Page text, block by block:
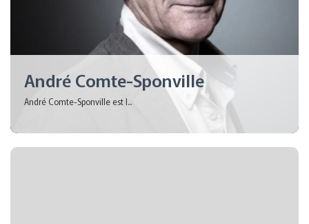
André Comte-Sponville
André Comte-Sponville est l...